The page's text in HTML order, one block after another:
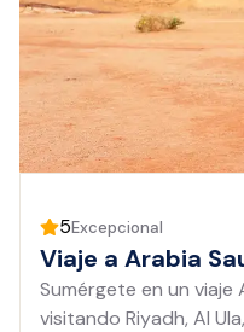
5Excepcional
Viaje a Arabia
Sumérgete en un viaje
visitando Riyadh, Al